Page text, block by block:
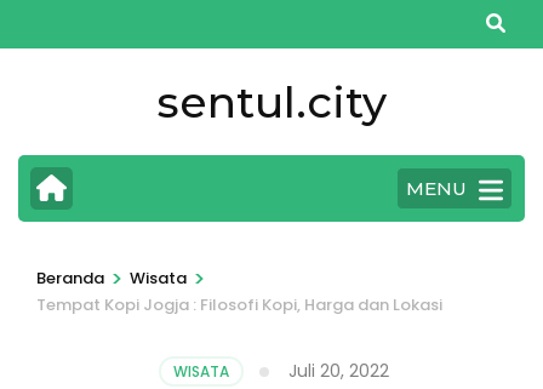
ke
Enter)
sentul.city
MENU
Beranda > Wisata >
Tempat Kopi Jogja : Filosofi Kopi, Harga dan Lokasi
WISATA Juli 20, 2022